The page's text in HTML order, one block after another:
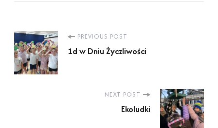
P
o
PREVIOUS POST
1d w Dniu Życzliwości
NEXT POST
Ekoludki